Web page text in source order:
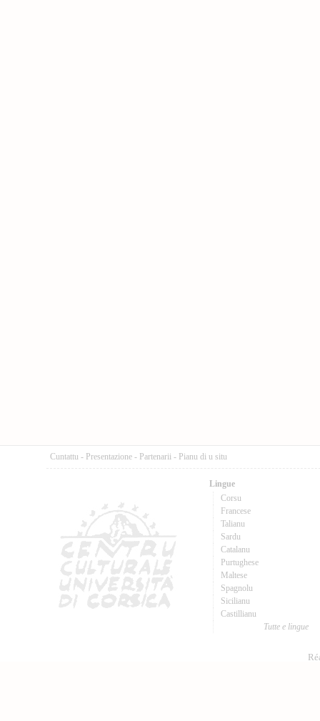
Cuntattu - Presentazione - Partenarii - Pianu di u situ
Lingue
Corsu
Francese
Talianu
Sardu
Catalanu
Purtughese
Maltese
Spagnolu
Sicilianu
Castillianu
Tutte e lingue